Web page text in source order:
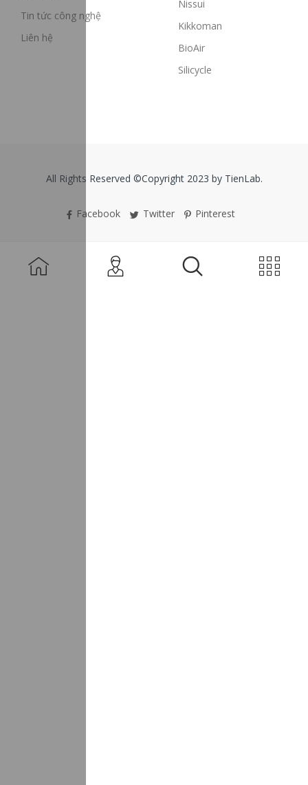
Tin tức công nghệ
Liên hệ
Nissui
Kikkoman
BioAir
Silicycle
All Rights Reserved ©Copyright 2023 by TienLab.
Facebook Twitter Pinterest